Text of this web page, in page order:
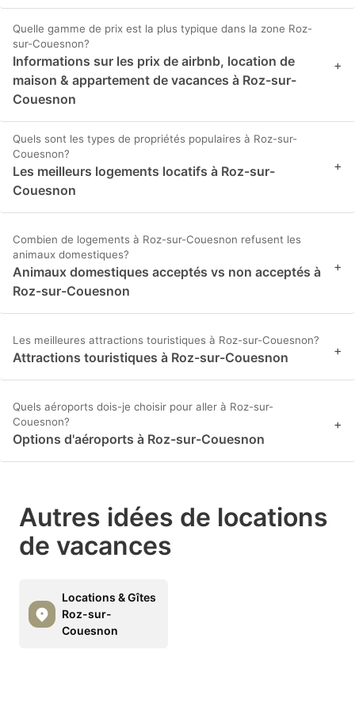
Quelle gamme de prix est la plus typique dans la zone Roz-
sur-Couesnon?
Informations sur les prix de airbnb, location de
maison & appartement de vacances à Roz-sur-
Couesnon
+
Quels sont les types de propriétés populaires à Roz-sur-
Couesnon?
Les meilleurs logements locatifs à Roz-sur-
Couesnon
+
Combien de logements à Roz-sur-Couesnon refusent les
animaux domestiques?
Animaux domestiques acceptés vs non acceptés à
Roz-sur-Couesnon
+
Les meilleures attractions touristiques à Roz-sur-Couesnon?
Attractions touristiques à Roz-sur-Couesnon +
Quels aéroports dois-je choisir pour aller à Roz-sur-
Couesnon?
Options d'aéroports à Roz-sur-Couesnon
+
Autres idées de locations
de vacances
Locations & Gîtes
Roz-sur-
Couesnon